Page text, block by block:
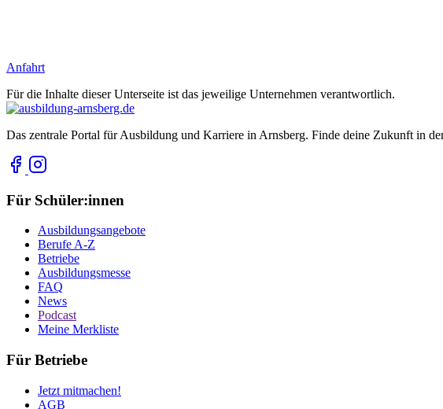
Anfahrt
Für die Inhalte dieser Unterseite ist das jeweilige Unternehmen verantwortlich.
Das zentrale Portal für Ausbildung und Karriere in Arnsberg. Finde deine Zukunft in
Für Schüler:innen
Ausbildungsangebote
Berufe A-Z
Betriebe
Ausbildungsmesse
FAQ
News
Podcast
Meine Merkliste
Für Betriebe
Jetzt mitmachen!
AGB